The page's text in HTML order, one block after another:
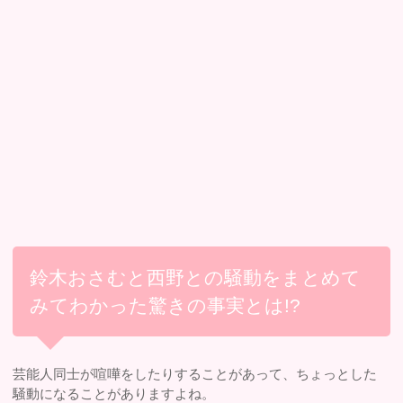
鈴木おさむと西野との騒動をまとめて
みてわかった驚きの事実とは!?
芸能人同士が喧嘩をしたりすることがあって、ちょっとした
騒動になることがありますよね。